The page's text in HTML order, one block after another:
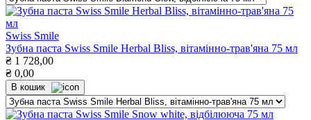
Swiss Smile
Зубна паста Swiss Smile Herbal Bliss, вітамінно-трав'яна 75 мл
₴ 1 728,00
₴ 0,00
В кошик